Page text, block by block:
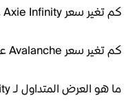
كم تغير سعر Axie Infinity على مدار الفترة الماضية؟
كم تغير سعر Avalanche على مدار الفترة الماضية؟
ما هو العرض المتداول لـ Axie Infinity؟